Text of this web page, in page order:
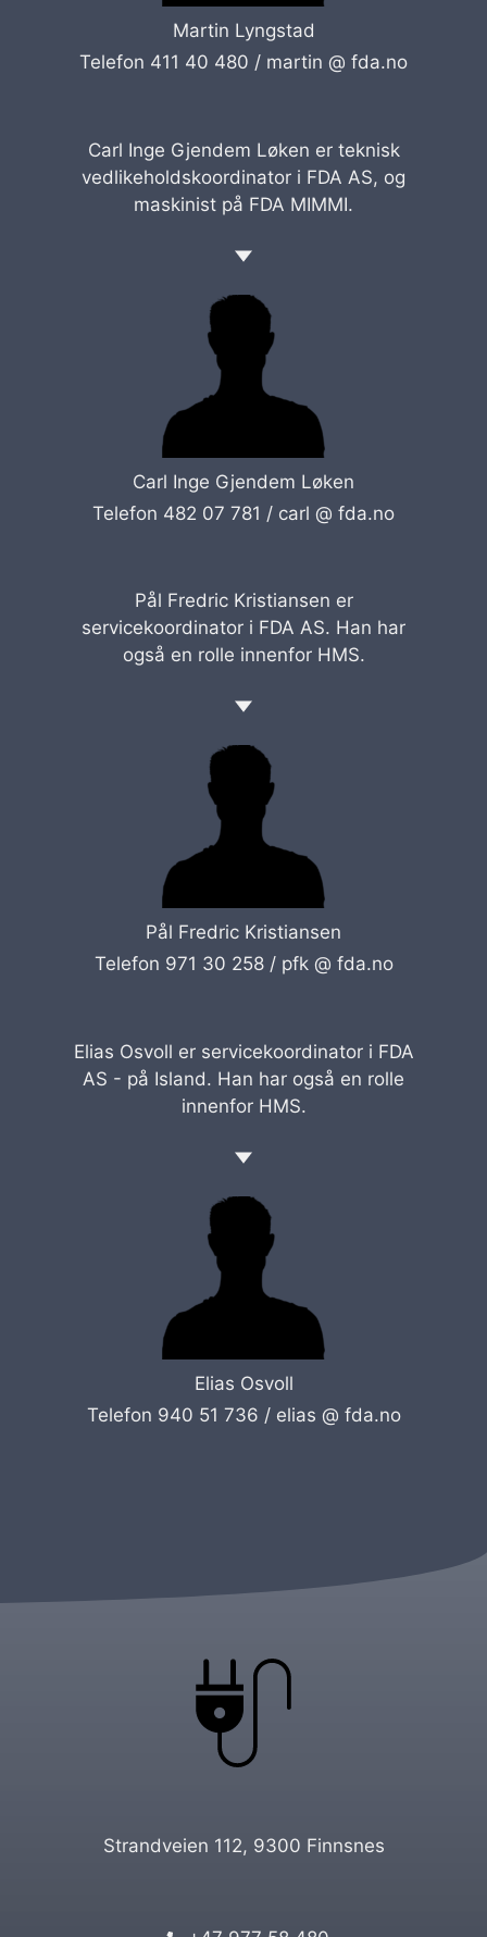
Martin Lyngstad
Telefon 411 40 480 / martin @ fda.no
Carl Inge Gjendem Løken er teknisk
vedlikeholdskoordinator i FDA AS, og
maskinist på FDA MIMMI.
Carl Inge Gjendem Løken
Telefon 482 07 781 / carl @ fda.no
Pål Fredric Kristiansen er
servicekoordinator i FDA AS. Han har
også en rolle innenfor HMS.
Pål Fredric Kristiansen
Telefon 971 30 258 /pfk @ fda.no
Elias Osvoll er servicekoordinator i FDA
AS - på Island. Han har også en rolle
innenfor HMS.
Elias Osvoll
Telefon 940 51 736 /elias @ fda.no
Strandveien 112, 9300 Finnsnes